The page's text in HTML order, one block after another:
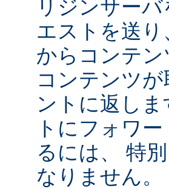
リジンサー
エストを送
からコンテ
コンテンツ
ントに返し
トにフォワ
るには、 特
なりません。